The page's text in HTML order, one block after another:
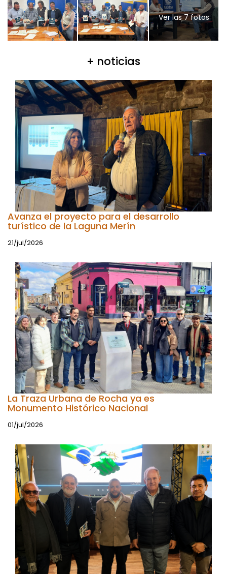
Ver las 7 fotos
+ noticias
Avanza el proyecto para el desarrollo
turístico de la Laguna Merín
21/jul/2026
La Traza Urbana de Rocha ya es
Monumento Histórico Nacional
01/jul/2026